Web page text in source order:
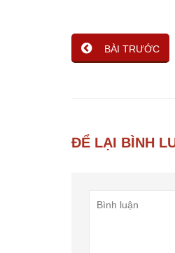
BÀI TRƯỚC
ĐỂ LẠI BÌNH